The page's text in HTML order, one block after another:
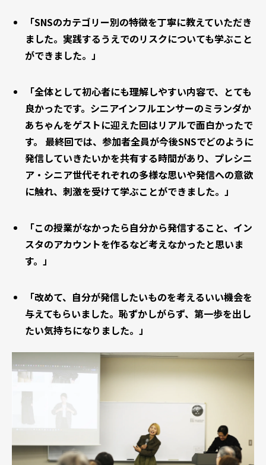
「SNSのカテゴリー別の特徴を丁寧に教えていただき
ました。実践するうえでのリスクについても学ぶこと
ができました。」
「全体として初心者にも理解しやすい内容で、とても
良かったです。シニアインフルエンサーのミランダか
あちゃんをゲストに迎えた回はリアルで面白かったで
す。 最終回では、参加者全員が今後SNSでどのように
発信していきたいかを共有する時間があり、プレシニ
ア・シニア世代それぞれの多様な思いや発信への意欲
に触れ、刺激を受けて学ぶことができました。」
「この授業がなかったら自分から発信すること、イン
スタのアカウントを作るなど考えなかったと思いま
す。」
「改めて、自分が発信したいものを考えるいい機会を
与えてもらいました。恥ずかしがらず、第一歩を出し
たい気持ちになりました。」